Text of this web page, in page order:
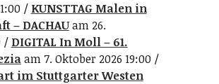
KUNSTTAG Malen in
– DACHAUam 26.
DIGITAL In Moll – 61.
am 7. Oktober 2026 19:00
im Stuttgarter Westen